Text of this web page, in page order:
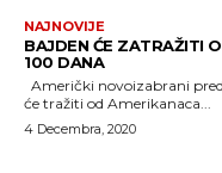
NAJNOVIJE
BAJDEN ĆE ZATRAŽITI
100 DANA
će tražiti od Amerikanaca...
4 Decembra, 2020